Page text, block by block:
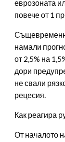
еврозоната
повече от 1
намали
от 2,5% на
дори
не свали
рецесия.
Как реагира
От началото